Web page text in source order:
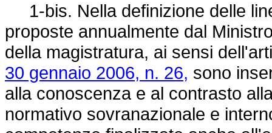
1-bis. Nella definizione delle
proposte annualmente dal
della magistratura, ai sensi
30 gennaio 2006, n. 26, sono
alla conoscenza e al contrasto
normativo sovranazionale e